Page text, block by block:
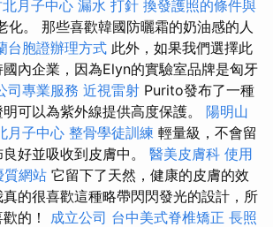
月子中心 漏水 打針 換發護照的條件與
化。 那些喜歡韓國防曬霜的奶油感的人
台胞證辦理方式 此外，如果我們選擇此
內企業，因為Elyn的實驗室品牌是匈牙
司專業服務 近視雷射 Purito發布了一種
可以為紫外線提供高度保護。 陽明山
月子中心 整骨學徒訓練 輕量級，不會留
好並吸收到皮膚中。 醫美皮膚科 使用
質網站 它留下了天然，健康的皮膚的效
的很喜歡這種略帶閃閃發光的設計，所
的！ 成立公司 台中美式脊椎矯正 長照